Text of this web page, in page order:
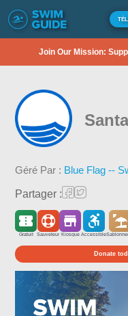
Join Our Mission:
Géré Par : Blue Flag --
Partager :
Gratuit Sauveteur Kiosque Accessible
Donate